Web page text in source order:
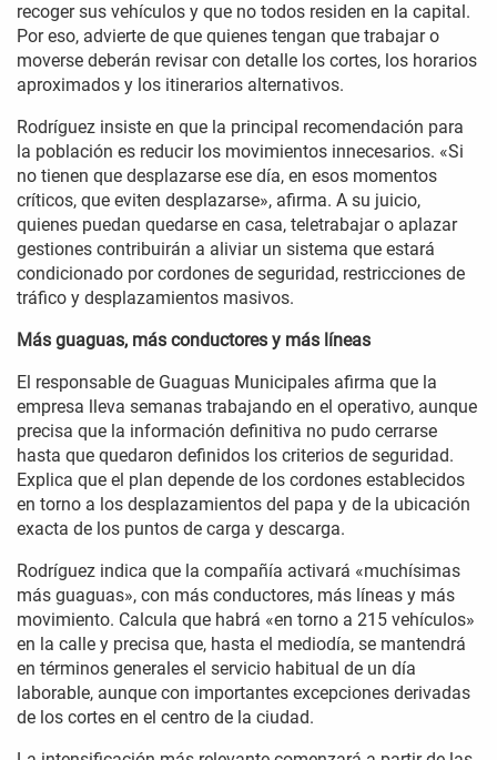
recoger sus vehículos y que no todos residen en la capital.
Por eso, advierte de que quienes tengan que trabajar o
moverse deberán revisar con detalle los cortes, los horarios
aproximados y los itinerarios alternativos.
Rodríguez insiste en que la principal recomendación para
la población es reducir los movimientos innecesarios. «Si
no tienen que desplazarse ese día, en esos momentos
críticos, que eviten desplazarse», afirma. A su juicio,
quienes puedan quedarse en casa, teletrabajar o aplazar
gestiones contribuirán a aliviar un sistema que estará
condicionado por cordones de seguridad, restricciones de
tráfico y desplazamientos masivos.
Más guaguas, más conductores y más líneas
El responsable de Guaguas Municipales afirma que la
empresa lleva semanas trabajando en el operativo, aunque
precisa que la información definitiva no pudo cerrarse
hasta que quedaron definidos los criterios de seguridad.
Explica que el plan depende de los cordones establecidos
en torno a los desplazamientos del papa y de la ubicación
exacta de los puntos de carga y descarga.
Rodríguez indica que la compañía activará «muchísimas
más guaguas», con más conductores, más líneas y más
movimiento. Calcula que habrá «en torno a 215 vehículos»
en la calle y precisa que, hasta el mediodía, se mantendrá
en términos generales el servicio habitual de un día
laborable, aunque con importantes excepciones derivadas
de los cortes en el centro de la ciudad.